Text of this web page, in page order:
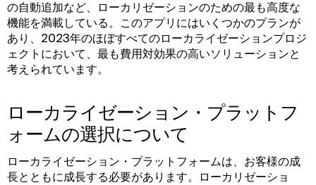
の自動追加など、ローカリゼーションのための最も高度な
機能を満載している。このアプリにはいくつかのプランが
あり、2023年のほぼすべてのローカライゼーションプロジ
ェクトにおいて、最も費用対効果の高いソリューションと
考えられています。
ローカライゼーション・プラットフ
ォームの選択について
ローカライゼーション・プラットフォームは、お客様の成
長とともに成長する必要があります。ローカリゼーショ